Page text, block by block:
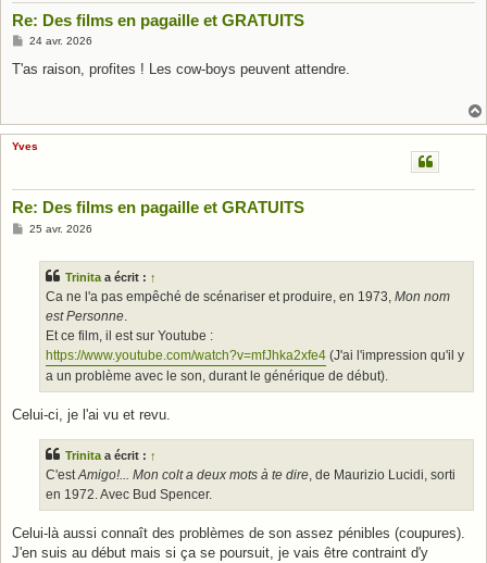
Re: Des films en pagaille et GRATUITS
M
s
24 avr. 2026
T'as raison, profites ! Les cow-boys peuvent attendre.
Yves
Re: Des films en pagaille et GRATUITS
M25 avr. 2026
Trinita a écrit : ↑
Ca ne l'a pas empêché de scénariser et produire, en 1973, Mon nom
est Personne.
Et ce film, il est sur Youtube :
https://www.youtube.com/watch?v=mfJhka2xfe4 (J'ai l'impression qu'il y
a un problème avec le son, durant le générique de début).
Celui-ci, je l'ai vu et revu.
Trinita a écrit : ↑
C'estAmigo!... Mon colt a deux mots à te dire, de Maurizio Lucidi, sorti
en 1972. Avec Bud Spencer.
Celui-là aussi connaît des problèmes de son assez pénibles (coupures).
J'en suis au début mais si ça se poursuit, je vais être contraint d'y